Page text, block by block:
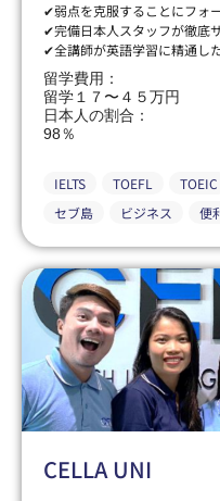
✔弱点を克服することにフォ
✔完備日本人スタッフが徹底
✔全講師が英語学習に精通し
留学費用：
留学１７〜４５万円
日本人の割合：
98％
IELTS TOEFL TOEIC
セブ島
ビジネス 便
CELLA UNI